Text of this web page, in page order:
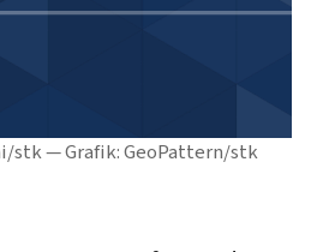
stk — Grafik: GeoPattern/stk